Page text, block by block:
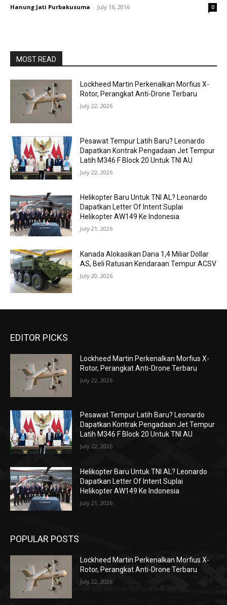
Hanung Jati Purbakusuma - July 16, 2016 0
MOST READ
Lockheed Martin Perkenalkan Morfius X-
Rotor, Perangkat Anti-Drone Terbaru
July 22, 2026
Pesawat Tempur Latih Baru? Leonardo
Dapatkan Kontrak Pengadaan Jet Tempur
Latih M346 F Block 20 Untuk TNI AU
July 22, 2026
Helikopter Baru Untuk TNI AL? Leonardo
Dapatkan Letter Of Intent Suplai
Helikopter AW149 Ke Indonesia
July 21, 2026
Kanada Alokasikan Dana 1,4 Miliar Dollar
AS, Beli Ratusan Kendaraan Tempur ACSV
July 20, 2026
EDITOR PICKS
Lockheed Martin Perkenalkan Morfius X-
Rotor, Perangkat Anti-Drone Terbaru
July 22, 2026
Pesawat Tempur Latih Baru? Leonardo
Dapatkan Kontrak Pengadaan Jet Tempur
Latih M346 F Block 20 Untuk TNI AU
July 22, 2026
Helikopter Baru Untuk TNI AL? Leonardo
Dapatkan Letter Of Intent Suplai
Helikopter AW149 Ke Indonesia
July 21, 2026
POPULAR POSTS
Lockheed Martin Perkenalkan Morfius X-
Rotor, Perangkat Anti-Drone Terbaru
July 22, 2026